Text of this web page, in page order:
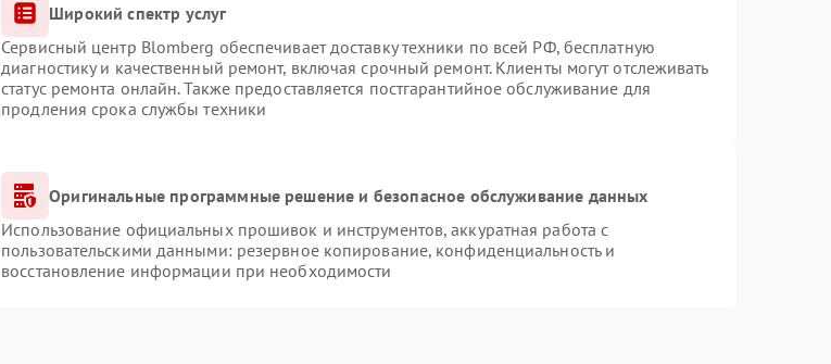
Широкий спектр услуг
Сервисный центр Blomberg обеспечивает доставку техники по всей РФ, бесплатную
диагностику и качественный ремонт, включая срочный ремонт. Клиенты могут отслеживать
статус ремонта онлайн. Также предоставляется постгарантийное обслуживание для
продления срока службы техники
Оригинальные программные решение и безопасное обслуживание данных
Использование официальных прошивок и инструментов, аккуратная работа с
пользовательскими данными: резервное копирование, конфиденциальность и
восстановление информации при необходимости